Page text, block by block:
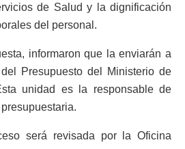
de Salud y la dignificación
del personal.
informaron que la enviarán a
Presupuesto del Ministerio de
unidad es la responsable de
será revisada por la Oficina